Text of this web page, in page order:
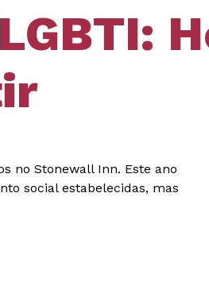
no Stonewall Inn. Este ano
social estabelecidas, mas